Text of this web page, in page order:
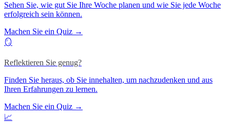
Sehen Sie, wie gut Sie Ihre Woche planen und wie Sie jede Woche
erfolgreich sein können.
Machen Sie ein Quiz →
🪞
Reflektieren Sie genug?
Finden Sie heraus, ob Sie innehalten, um nachzudenken und aus
Ihren Erfahrungen zu lernen.
Machen Sie ein Quiz →
📈